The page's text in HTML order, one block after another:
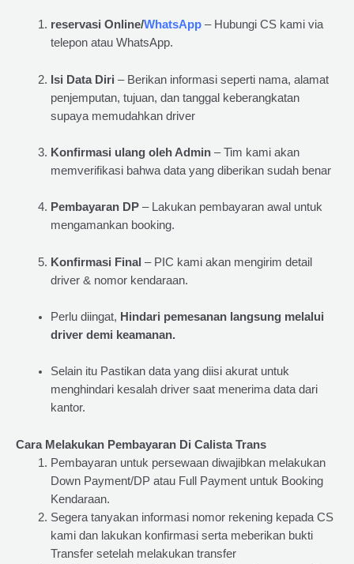
reservasi Online/WhatsApp– Hubungi CS kami via
telepon atau WhatsApp.
Isi Data Diri – Berikan informasi seperti nama, alamat
penjemputan, tujuan, dan tanggal keberangkatan
supaya memudahkan driver
Konfirmasi ulang oleh Admin– Tim kami akan
memverifikasi bahwa data yang diberikan sudah benar
Pembayaran DP– Lakukan pembayaran awal untuk
mengamankan booking.
Konfirmasi Final – PIC kami akan mengirim detail
driver & nomor kendaraan.
Perlu diingat, Hindari pemesanan langsung melalui
driver demi keamanan.
Selain itu Pastikan data yang diisi akurat untuk
menghindari kesalah driver saat menerima data dari
kantor.
Cara Melakukan Pembayaran Di Calista Trans
Pembayaran untuk persewaan diwajibkan melakukan
Down Payment/DP atau Full Payment untuk Booking
Kendaraan.
Segera tanyakan informasi nomor rekening kepada CS
kami dan lakukan konfirmasi serta meberikan bukti
Transfer setelah melakukan transfer